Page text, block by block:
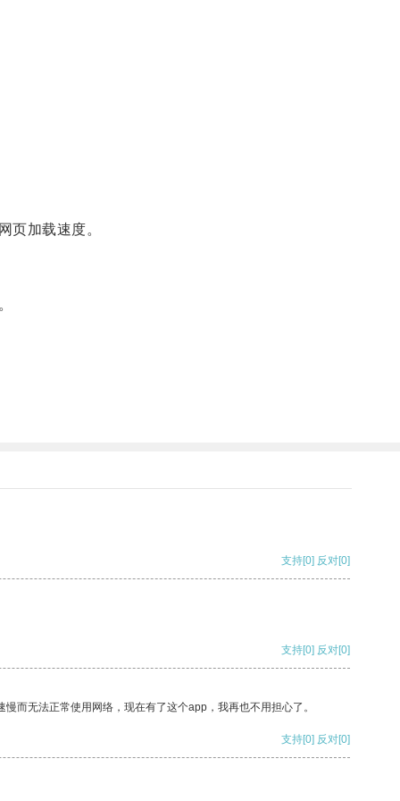
加载速度。
支持[0] 反对[0]
支持[0] 反对[0]
而无法正常使用网络，现在有了这个app，我再也不用担心了。
支持[0] 反对[0]